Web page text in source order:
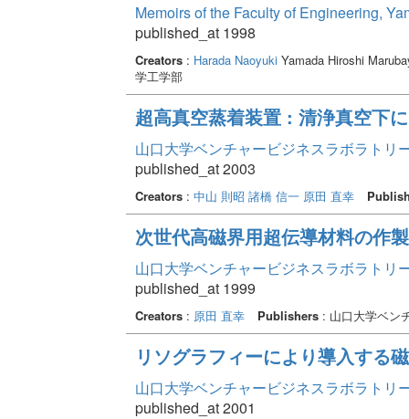
Memoirs of the Faculty of Engineering,
published_at 1998
Creators: Harada NaoyukiYamada Hiroshi
学工学部
超高真空蒸着装置 : 清浄真空下
山口大学ベンチャービジネスラボラトリ
published_at 2003
Creators: 中山 則昭 諸橋 信一 原田 直幸
次世代高磁界用超伝導材料の作
山口大学ベンチャービジネスラボラトリ
published_at 1999
Creators: 原田 直幸 Publishers: 山口大学ベン
リソグラフィーにより導入する
山口大学ベンチャービジネスラボラトリ
published_at 2001